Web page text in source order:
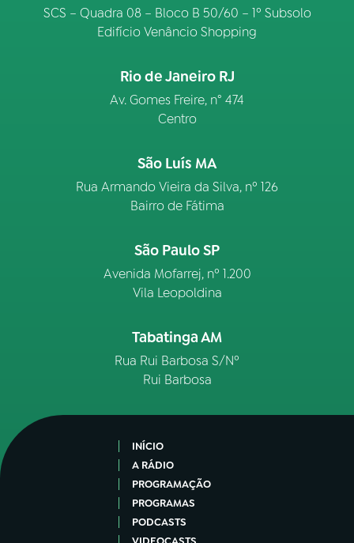
SCS – Quadra 08 – Bloco B 50/60 – 1º Subsolo
Edifício Venâncio Shopping
Rio de Janeiro RJ
Av. Gomes Freire, n° 474
Centro
São Luís MA
Rua Armando Vieira da Silva, nº 126
Bairro de Fátima
São Paulo SP
Avenida Mofarrej, nº 1.200
Vila Leopoldina
Tabatinga AM
Rua Rui Barbosa S/Nº
Rui Barbosa
INÍCIO
A RÁDIO
PROGRAMAÇÃO
PROGRAMAS
PODCASTS